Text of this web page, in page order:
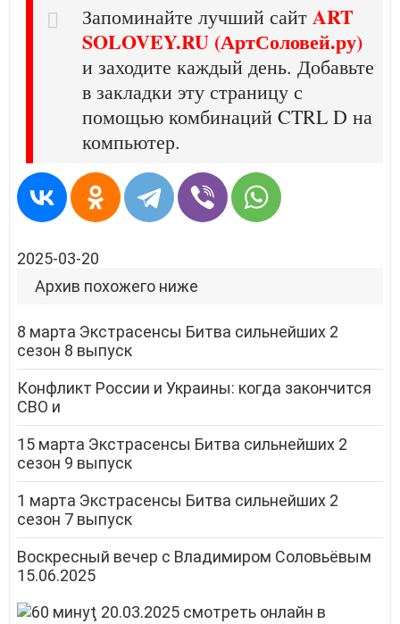
Запоминайте лучший сайт ART
SOLOVEY.RU (АртСоловей.ру)
и заходите каждый день. Добавьте
в закладки эту страницу с
помощью комбинаций CTRL D на
компьютер.
2025-03-20
Архив похожего ниже
8 марта Экстрасенсы Битва сильнейших 2
сезон 8 выпуск
Конфликт России и Украины: когда закончится
СВО и
15 марта Экстрасенсы Битва сильнейших 2
сезон 9 выпуск
1 марта Экстрасенсы Битва сильнейших 2
сезон 7 выпуск
Воскресный вечер с Владимиром Соловьёвым
15.06.2025